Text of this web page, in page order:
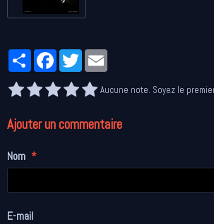
PartagerFacebookTwitter
Aucune note. Soyez le
Ajouter un commentaire
Nom
E-mail